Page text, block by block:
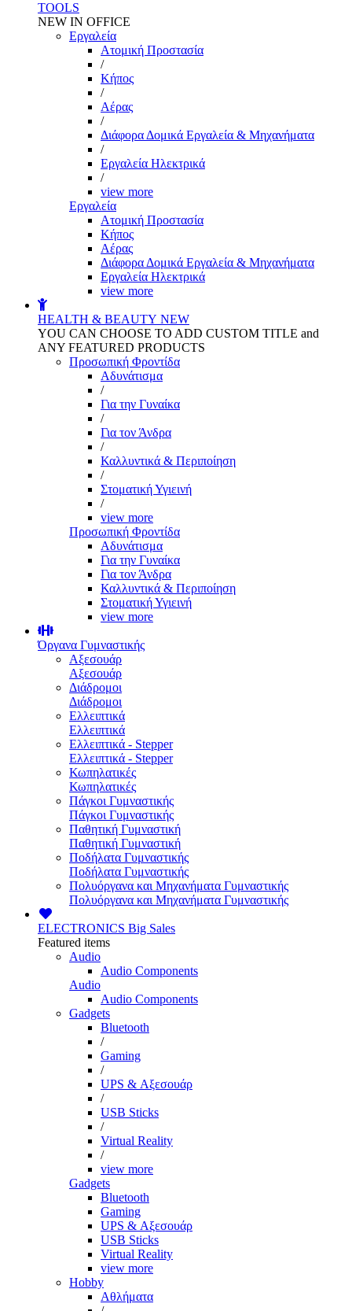
TOOLS
NEW IN OFFICE
Εργαλεία
Aτομική Προστασία
/
Kήπος
/
Αέρας
/
Διάφορα Δομικά Εργαλεία & Μηχανήματα
/
Εργαλεία Ηλεκτρικά
/
view more
Εργαλεία
Aτομική Προστασία
Kήπος
Αέρας
Διάφορα Δομικά Εργαλεία & Μηχανήματα
Εργαλεία Ηλεκτρικά
view more
HEALTH & BEAUTY NEW
YOU CAN CHOOSE TO ADD CUSTOM TITLE and
ANY FEATURED PRODUCTS
Προσωπική Φροντίδα
Αδυνάτισμα
/
Για την Γυναίκα
/
Για τον Άνδρα
/
Καλλυντικά & Περιποίηση
/
Στοματική Υγιεινή
/
view more
Προσωπική Φροντίδα
Αδυνάτισμα
Για την Γυναίκα
Για τον Άνδρα
Καλλυντικά & Περιποίηση
Στοματική Υγιεινή
view more
Όργανα Γυμναστικής
Αξεσουάρ
Αξεσουάρ
Διάδρομοι
Διάδρομοι
Ελλειπτικά
Ελλειπτικά
Ελλειπτικά - Stepper
Ελλειπτικά - Stepper
Κωπηλατικές
Κωπηλατικές
Πάγκοι Γυμναστικής
Πάγκοι Γυμναστικής
Παθητική Γυμναστική
Παθητική Γυμναστική
Ποδήλατα Γυμναστικής
Ποδήλατα Γυμναστικής
Πολυόργανα και Μηχανήματα Γυμναστικής
Πολυόργανα και Μηχανήματα Γυμναστικής
ELECTRONICS Big Sales
Featured items
Audio
Audio Components
Audio
Audio Components
Gadgets
Bluetooth
/
Gaming
/
UPS & Αξεσουάρ
/
USB Sticks
/
Virtual Reality
/
view more
Gadgets
Bluetooth
Gaming
UPS & Αξεσουάρ
USB Sticks
Virtual Reality
view more
Hobby
Αθλήματα